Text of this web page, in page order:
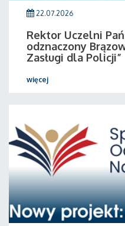
22.07.2026
Rektor Uczelni
odznaczony
Zasługi dla Policji”
więcej